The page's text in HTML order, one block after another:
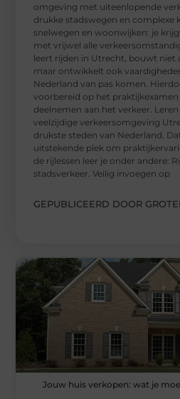
omgeving met uiteenlopende
drukke stadswegen en complexe
snelwegen en woonwijken: je
met vrijwel alle
leert rijden in Utrecht, bouwt niet
maar ontwikkelt ook
Nederland van pas komen.
voorbereid op het
deelnemen aan het verkeer.
veelzijdige verkeersomgeving
drukste steden van Nederland.
uitstekende plek om
de rijlessen leer je onder andere:
stadsverkeer. Veilig invoegen op
GEPUBLICEERD DOOR
Jouw huis verkopen: wat je